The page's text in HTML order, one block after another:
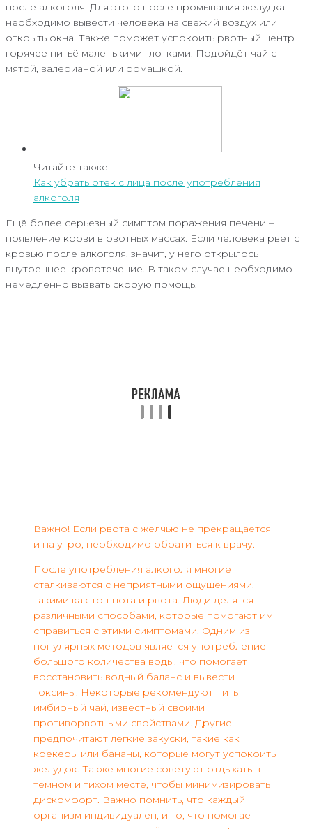
после алкоголя. Для этого после промывания желудка
необходимо вывести человека на свежий воздух или
открыть окна. Также поможет успокоить рвотный центр
горячее питьё маленькими глотками. Подойдёт чай с
мятой, валерианой или ромашкой.
Читайте также:
Как убрать отек с лица после употребления
алкоголя
Ещё более серьезный симптом поражения печени –
появление крови в рвотных массах. Если человека рвет с
кровью после алкоголя, значит, у него открылось
внутреннее кровотечение. В таком случае необходимо
немедленно вызвать скорую помощь.
Важно! Если рвота с желчью не прекращается
и на утро, необходимо обратиться к врачу.
После употребления алкоголя многие
сталкиваются с неприятными ощущениями,
такими как тошнота и рвота. Люди делятся
различными способами, которые помогают им
справиться с этими симптомами. Одним из
популярных методов является употребление
большого количества воды, что помогает
восстановить водный баланс и вывести
токсины. Некоторые рекомендуют пить
имбирный чай, известный своими
противорвотными свойствами. Другие
предпочитают легкие закуски, такие как
крекеры или бананы, которые могут успокоить
желудок. Также многие советуют отдыхать в
темном и тихом месте, чтобы минимизировать
дискомфорт. Важно помнить, что каждый
организм индивидуален, и то, что помогает